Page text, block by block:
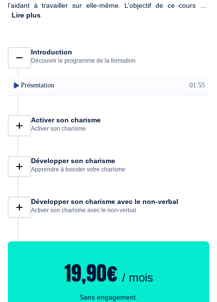
l’aidant à travailler sur elle-même. L’objectif de ce cours est
d’apprendre des techniques faciles et efficaces pour devenir plus
la fin de ce cours, prestance en société et charisme seront les
mots pour vous décrire !
Lire plus
Introduction
Découvrir le programme de la formation
Présentation 01:55
Activer son charisme
Activer son charisme
Développer son charisme
Apprendre à booster votre charisme
Développer son charisme avec le non-verbal
Activer son charisme avec le non-verbal
19,90€ / mois
Sans engagement.